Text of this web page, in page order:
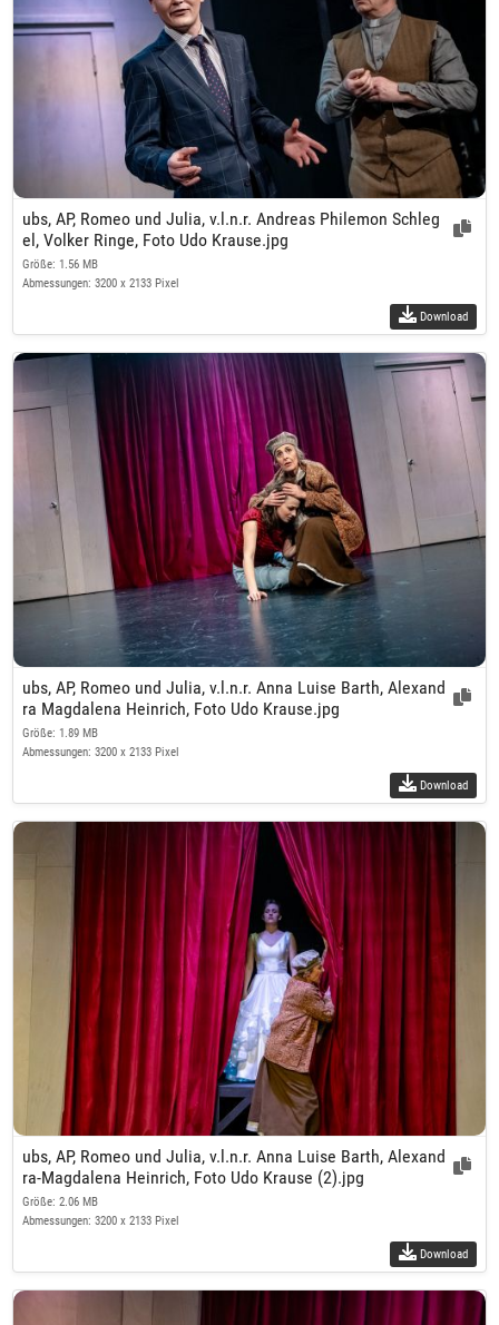
ubs, AP, Romeo und Julia, v.l.n.r. Andreas Philemon Schleg
el, Volker Ringe, Foto Udo Krause.jpg
Größe: 1.56 MB
Abmessungen: 3200 x 2133 Pixel
Download
ubs, AP, Romeo und Julia, v.l.n.r. Anna Luise Barth, Alexand
ra Magdalena Heinrich, Foto Udo Krause.jpg
Größe: 1.89 MB
Abmessungen: 3200 x 2133 Pixel
Download
ubs, AP, Romeo und Julia, v.l.n.r. Anna Luise Barth, Alexand
ra-Magdalena Heinrich, Foto Udo Krause (2).jpg
Größe: 2.06 MB
Abmessungen: 3200 x 2133 Pixel
Download